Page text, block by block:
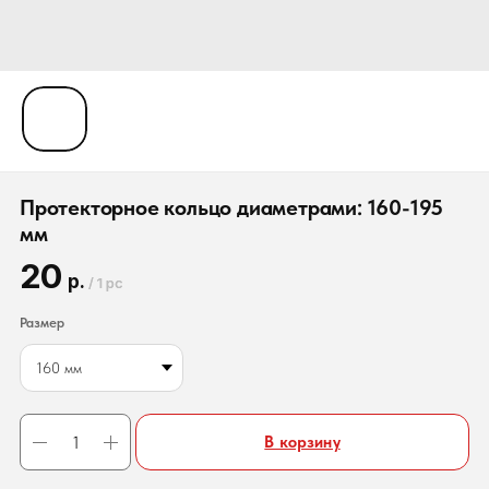
Протекторное кольцо диаметрами: 160-195
мм
20 р. / 1 pc
Размер
В корзину